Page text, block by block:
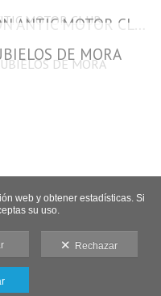
2023-11-18 CONCENTRACIÓN ANTIC MOTOR CLUB CASTELLÓ
DE MORA
web y obtener estadísticas. Si
su uso.
Rechazar